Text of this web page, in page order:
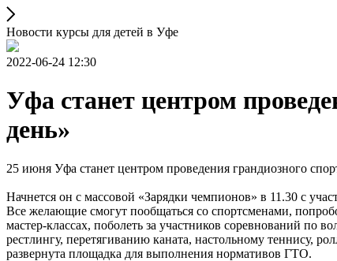
Новости курсы для детей в Уфе
2022-06-24 12:30
Уфа станет центром
день»
25 июня Уфа станет центром проведения грандиозного
Начнется он с массовой «Зарядки чемпионов» в 11.30 с
Все желающие смогут пообщаться со спортсменами,
мастер-классах, поболеть за участников соревнований по
рестлингу, перетягиванию каната, настольному теннису,
развернута площадка для выполнения нормативов ГТО.